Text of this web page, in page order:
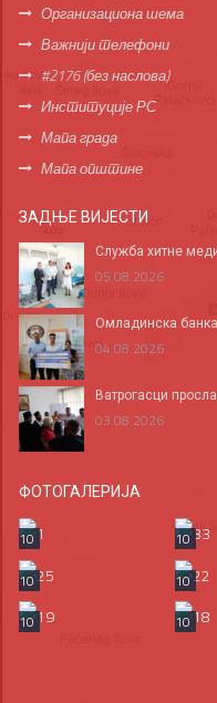
Организациона шема
Важнији телефони
#2176 (без наслова)
Институције РС
Мапа града
Мапа општине
ЗАДЊЕ ВИЈЕСТИ
Служба хитне
05.08.2026
Омладинска
04.08.2026
Ватрогасци
03.08.2026
ФОТОГАЛЕРИЈА
10 10
10
10
10
10